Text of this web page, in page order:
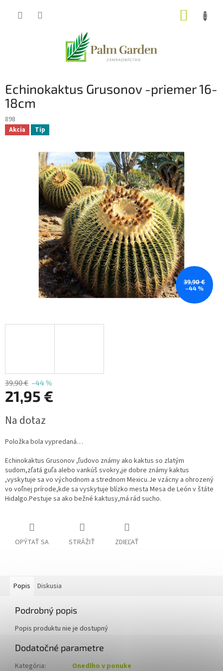
Echinokaktus Grusonov -priemer 16-
18cm
898
Akcia Tip
39,90 €
–44 %
39,90 € –44 %
21,95 €
cena:
Na dotaz
Položka bola vypredaná…
Echinokaktus Grusonov ,ľudovo známy ako kaktus so zlatým
sudom,zľatá guľa alebo vankúš svokry,je dobre známy kaktus
,vyskytuje sa vo východnom a strednom Mexicu.Je vzácny a ohrozený
vo voľnej prírode,kde sa vyskytuje blízko mesta Mesa de León v štáte
Hidalgo.Pestuje sa ako bežné kaktusy,má rád sucho.
OPÝTAŤ SA STRÁŽIŤ ZDIEĽAŤ
Popis Diskusia
Podrobný popis
Popis produktu nie je dostupný
Dodatočné parametre
Kategória: Onedlho v ponuke